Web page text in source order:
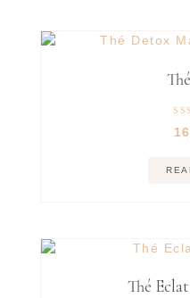
Thé